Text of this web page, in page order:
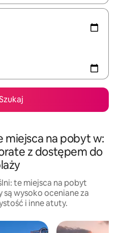
miejsca na pobyt w:
z dostępem do
te miejsca na pobyt
wysoko oceniane za
i inne atuty.